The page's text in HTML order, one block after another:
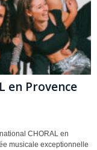
en Provence
CHORAL en
musicale exceptionnelle